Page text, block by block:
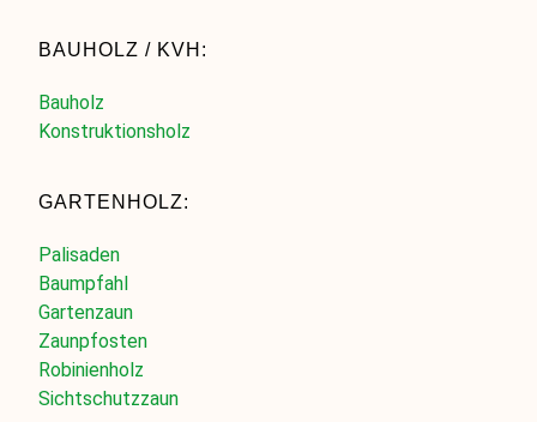
BAUHOLZ / KVH:
Bauholz
Konstruktionsholz
GARTENHOLZ:
Palisaden
Baumpfahl
Gartenzaun
Zaunpfosten
Robinienholz
Sichtschutzzaun